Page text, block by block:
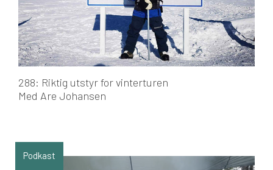
288: Riktig utstyr for vinterturen
Med Are Johansen
Podkast